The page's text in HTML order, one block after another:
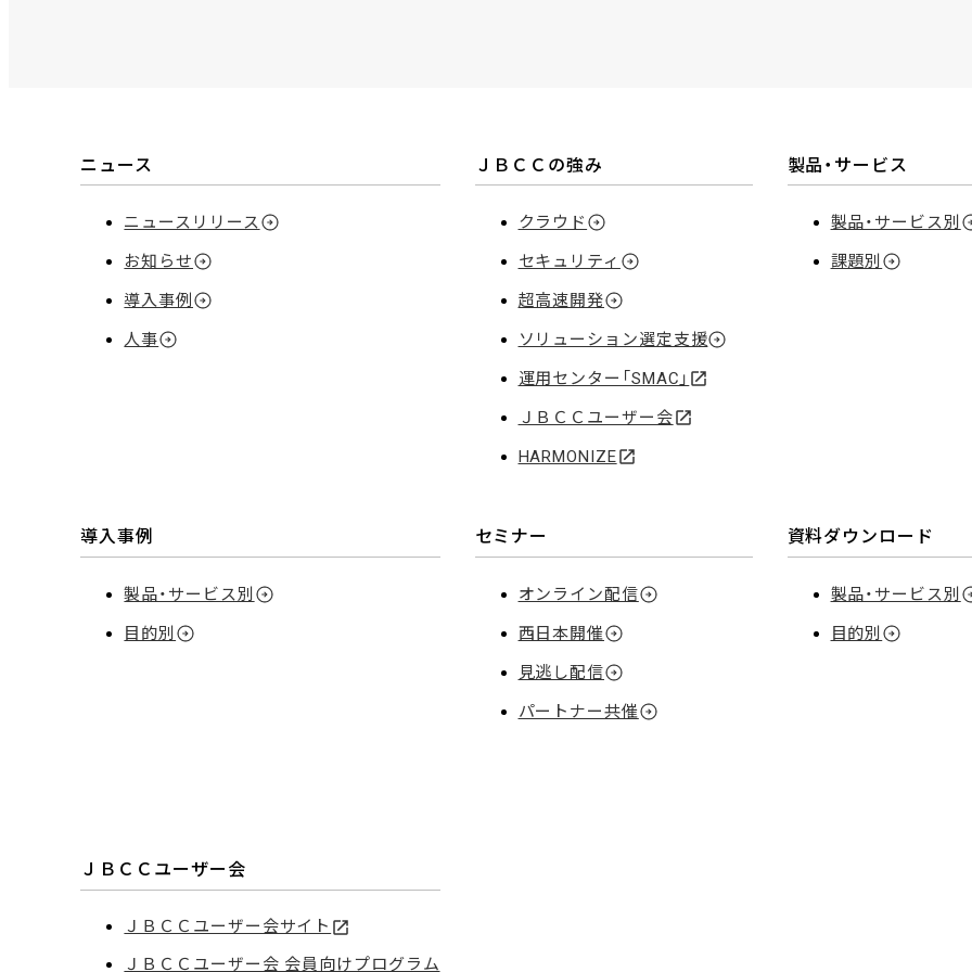
ニュース
ニュースリリース
お知らせ
導入事例
人事
ＪＢＣＣの強み
クラウド
セキュリティ
超高速開発
ソリューション選定支援
運用センター「SMAC」
ＪＢＣＣユーザー会
HARMONIZE
製品・サービス
製品・サービス別
課題別
導入事例
製品・サービス別
目的別
セミナー
オンライン配信
西日本開催
見逃し配信
パートナー共催
資料ダウンロード
製品・サービス別
目的別
ＪＢＣＣユーザー会
ＪＢＣＣユーザー会サイト
ＪＢＣＣユーザー会 会員向けプログラム